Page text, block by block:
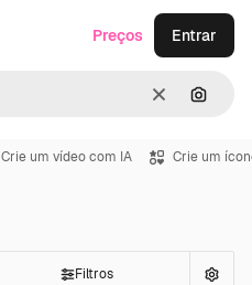
Limpar
Preços Entrar
Crie um vídeo com IA Crie um
Filtros